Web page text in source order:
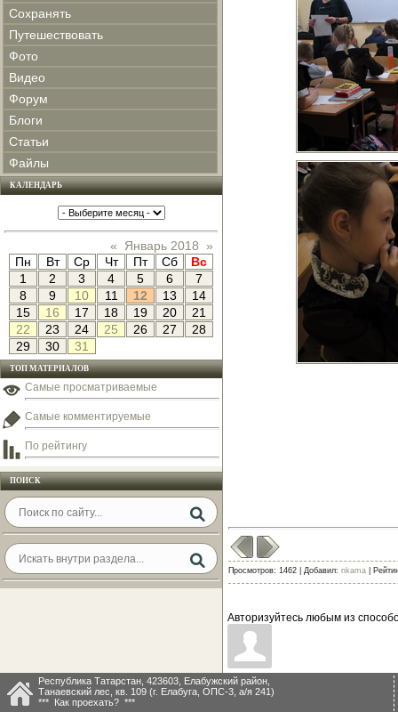
Сохранять
Путешествовать
Фото
Видео
Форум
Блоги
Статьи
Файлы
КАЛЕНДАРЬ
« Январь 2018 »
Пн
Вт Ср Чт Пт Сб
Вс
1
2 3 4 5 6
7
8
9 10 11 12 13
14
15
16 17 18 19 20
21
22
23 24 25 26 27
28
29
30 31
ТОП МАТЕРИАЛОВ
Самые просматриваемые
Самые комментируемые
По рейтингу
ПОИСК
Просмотров: 1462 | Добавил: nkama |
Авторизуйтесь любым из
Республика Татарстан, 423603, Елабужский район,
Танаевский лес, кв. 109 (г. Елабуга, ОПС-3, а/я 241)
*** Как проехать? ***